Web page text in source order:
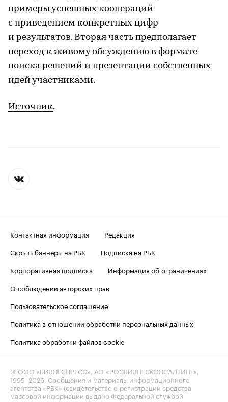
примеры успешных коопераций
с приведением конкретных цифр
и результатов. Вторая часть предполагает
переход к живому обсуждению в формате
поиска решений и презентации собственных
идей участниками.
Источник.
Контактная информация
Редакция
Скрыть баннеры на РБК
Подписка на РБК
Корпоративная подписка
Информация об ограничениях
О соблюдении авторских прав
Пользовательское соглашение
Политика в отношении обработки персональных данных
Политика обработки файлов cookie
© ООО «БИЗНЕСПРЕСС», АО «РОСБИЗНЕСКОНСАЛТИНГ»,
1995–2026 . Сообщения и материалы информационного
агентства «РБК» (свидетельство о регистрации средства
массовой информации выдано Федеральной службой